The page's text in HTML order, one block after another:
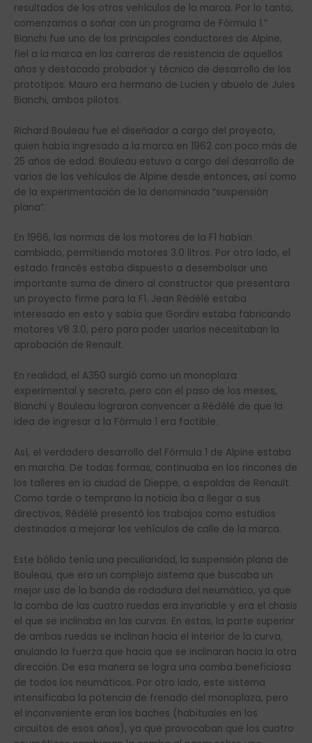
resultados de los otros vehículos de la marca. Por lo tanto,
comenzamos a soñar con un programa de Fórmula 1.”
Bianchi fue uno de los principales conductores de Alpine,
fiel a la marca en las carreras de resistencia de aquellos
años y destacado probador y técnico de desarrollo de los
prototipos. Mauro era hermano de Lucien y abuelo de Jules
Bianchi, ambos pilotos.
Richard Bouleau fue el diseñador a cargo del proyecto,
quien había ingresado a la marca en 1962 con poco más de
25 años de edad. Bouleau estuvo a cargo del desarrollo de
varios de los vehículos de Alpine desde entonces, así como
de la experimentación de la denominada “suspensión
plana”.
En 1966, las normas de los motores de la F1 habían
cambiado, permitiendo motores 3.0 litros. Por otro lado, el
estado francés estaba dispuesto a desembolsar una
importante suma de dinero al constructor que presentara
un proyecto firme para la F1. Jean Rédélé estaba
interesado en esto y sabía que Gordini estaba fabricando
motores V8 3.0, pero para poder usarlos necesitaban la
aprobación de Renault.
En realidad, el A350 surgió como un monoplaza
experimental y secreto, pero con el paso de los meses,
Bianchi y Bouleau lograron convencer a Rédélé de que la
idea de ingresar a la Fórmula 1 era factible.
Así, el verdadero desarrollo del Fórmula 1 de Alpine estaba
en marcha. De todas formas, continuaba en los rincones de
los talleres en la ciudad de Dieppe, a espaldas de Renault.
Como tarde o temprano la noticia iba a llegar a sus
directivos, Rédélé presentó los trabajos como estudios
destinados a mejorar los vehículos de calle de la marca.
Este bólido tenía una peculiaridad, la suspensión plana de
Bouleau, que era un complejo sistema que buscaba un
mejor uso de la banda de rodadura del neumático, ya que
la comba de las cuatro ruedas era invariable y era el chasis
el que se inclinaba en las curvas. En estas, la parte superior
de ambas ruedas se inclinan hacia el interior de la curva,
anulando la fuerza que hacia que se inclinaran hacia la otra
dirección. De esa manera se logra una comba beneficiosa
de todos los neumáticos. Por otro lado, este sistema
intensificaba la potencia de frenado del monoplaza, pero
el inconveniente eran los baches (habituales en los
circuitos de esos años), ya que provocaban que los cuatro